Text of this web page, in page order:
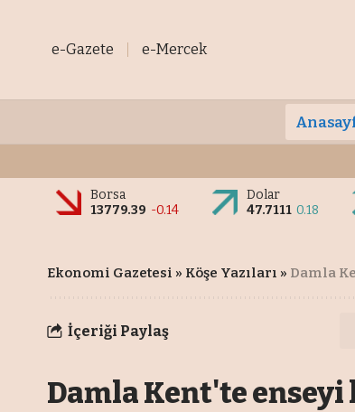
e-Gazete e-Mercek
Borsa
13779.39 -0.14
Dolar
47.7111 0.18
Ekonomi Gazetesi » Köşe Yazıları » Damla
İçeriği Paylaş
Damla Kent'te